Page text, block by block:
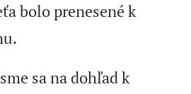
bolo prenesené k
sa na dohľad k